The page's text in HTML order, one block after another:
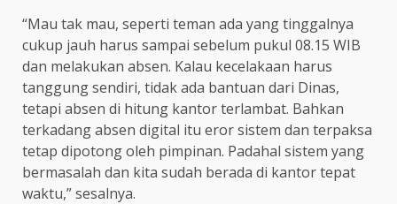
“Mau tak mau, seperti teman ada yang tinggalnya
cukup jauh harus sampai sebelum pukul 08.15 WIB
dan melakukan absen. Kalau kecelakaan harus
tanggung sendiri, tidak ada bantuan dari Dinas,
tetapi absen di hitung kantor terlambat. Bahkan
terkadang absen digital itu eror sistem dan terpaksa
tetap dipotong oleh pimpinan. Padahal sistem yang
bermasalah dan kita sudah berada di kantor tepat
waktu,” sesalnya.